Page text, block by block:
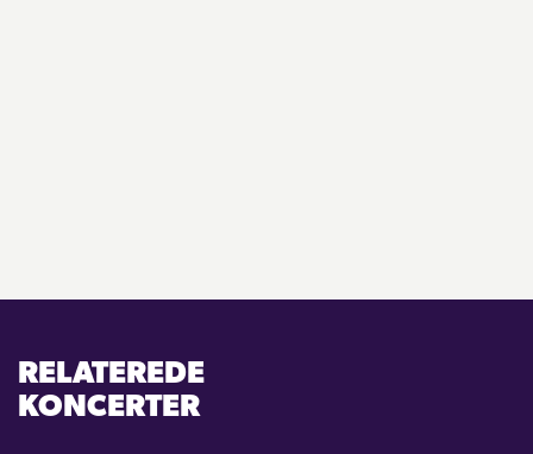
RELATEREDE
KONCERTER